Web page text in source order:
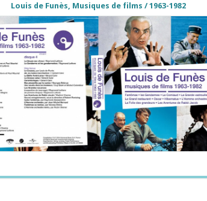
Louis de Funès, Musiques de films / 1963-1982